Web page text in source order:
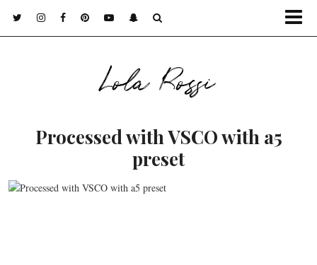
Lola Rossi
Processed with VSCO with a5
preset